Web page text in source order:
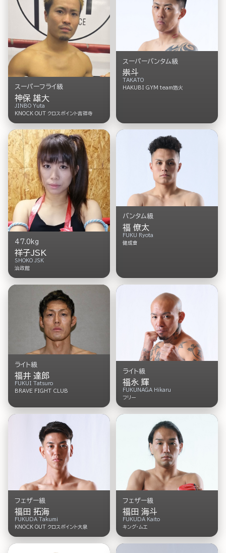
スーパーフライ級
神保 雄大
JINBO Yuta
KNOCK OUT クロスポイント吉祥寺
スーパーバンタム級
祟斗
TAKATO
HAKUBI GYM team箔火
47.0kg
祥子JSK
SHOKO JSK
治政館
バンタム級
福 僚太
FUKU Ryota
健成會
ライト級
福井 達郎
FUKUI Tatsuro
BRAVE FIGHT CLUB
ライト級
福永 輝
FUKUNAGA Hikaru
フリー
フェザー級
福田 拓海
FUKUDA Takumi
KNOCK OUT クロスポイント大泉
フェザー級
福田 海斗
FUKUDA Kaito
キング・ムエ